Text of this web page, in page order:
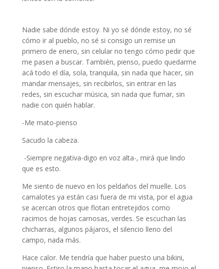
Nadie sabe dónde estoy. Ni yo sé dónde estoy, no sé
cómo ir al pueblo, no sé si consigo un remise un
primero de enero, sin celular no tengo cómo pedir que
me pasen a buscar. También, pienso, puedo quedarme
acá todo el día, sola, tranquila, sin nada que hacer, sin
mandar mensajes, sin recibirlos, sin entrar en las
redes, sin escuchar música, sin nada que fumar, sin
nadie con quién hablar.
-Me mato-pienso
Sacudo la cabeza.
-Siempre negativa-digo en voz alta-, mirá que lindo
que es esto.
Me siento de nuevo en los peldaños del muelle. Los
camalotes ya están casi fuera de mi vista, por el agua
se acercan otros que flotan entretejidos como
racimos de hojas carnosas, verdes. Se escuchan las
chicharras, algunos pájaros, el silencio lleno del
campo, nada más.
Hace calor. Me tendría que haber puesto una bikini,